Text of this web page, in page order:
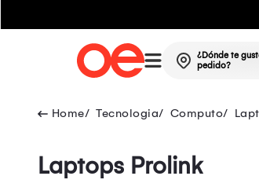
¿Dónde te
pedido?
Tecnologia Computo
Laptops Prolink